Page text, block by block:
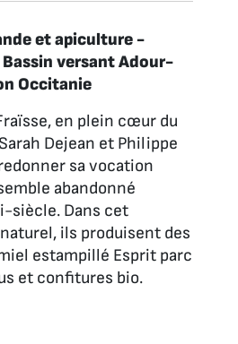
et apiculture -
versant Adour-
Occitanie
en plein cœur du
Dejean et Philippe
sa vocation
abandonné
siècle. Dans cet
ils produisent des
estampillé Esprit parc
et confitures bio.